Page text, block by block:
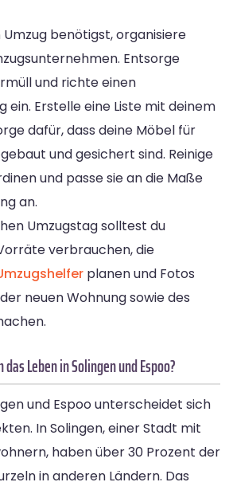
Umzug benötigst, organisiere
Entsorge
und richte einen
ein. Erstelle eine Liste mit deinem
dafür, dass deine Möbel für
und gesichert sind. Reinige
und passe sie an die Maße
an.
Umzugstag solltest du
verbrauchen, die
planen und Fotos
neuen Wohnung sowie des
Leben in Solingen und Espoo?
und Espoo unterscheidet sich
In Solingen, einer Stadt mit
haben über 30 Prozent der
in anderen Ländern. Das